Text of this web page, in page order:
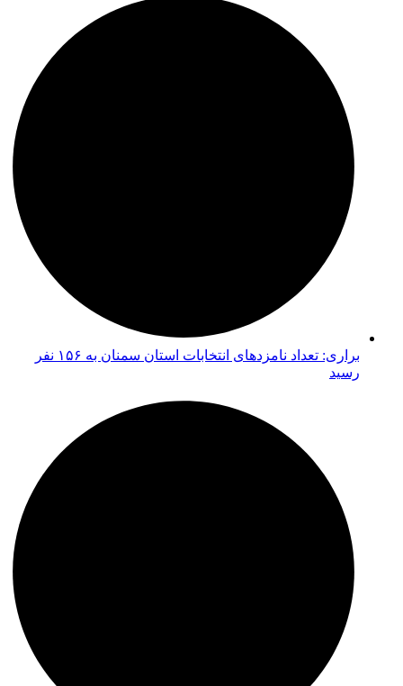
براری: تعداد نامزدهای انتخابات استان سمنان به ۱۵۶ نفر
رسید